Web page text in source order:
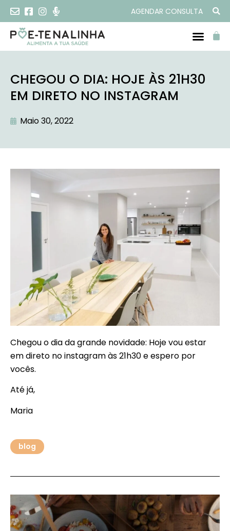
AGENDAR CONSULTA
CHEGOU O DIA: HOJE ÀS 21H30
EM DIRETO NO INSTAGRAM
Maio 30, 2022
Chegou o dia da grande novidade: Hoje vou estar
em direto no instagram às 21h30 e espero por
vocês.
Até já,
Maria
blog